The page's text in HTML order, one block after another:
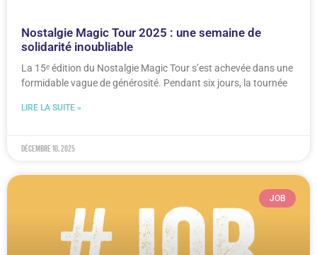
Nostalgie Magic Tour 2025 : une semaine de
solidarité inoubliable
La 15ᵉ édition du Nostalgie Magic Tour s’est achevée dans une
formidable vague de générosité. Pendant six jours, la tournée
LIRE LA SUITE »
décembre 10, 2025
JOB